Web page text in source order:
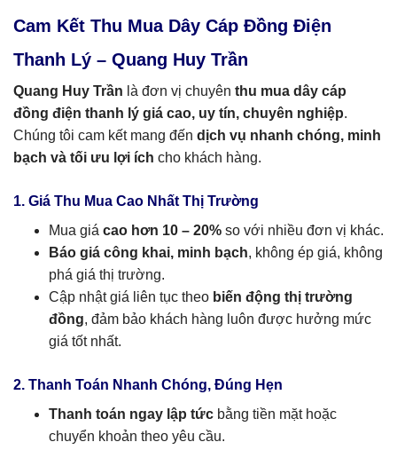
Cam Kết Thu Mua Dây Cáp Đồng Điện
Thanh Lý – Quang Huy Trần
Quang Huy Trần là đơn vị chuyên thu mua dây cáp
đồng điện thanh lý giá cao, uy tín, chuyên nghiệp.
Chúng tôi cam kết mang đến dịch vụ nhanh chóng, minh
bạch và tối ưu lợi ích cho khách hàng.
1. Giá Thu Mua Cao Nhất Thị Trường
Mua giá cao hơn 10 – 20% so với nhiều đơn vị khác.
Báo giá công khai, minh bạch, không ép giá, không
phá giá thị trường.
Cập nhật giá liên tục theo biến động thị trường
đồng, đảm bảo khách hàng luôn được hưởng mức
giá tốt nhất.
2. Thanh Toán Nhanh Chóng, Đúng Hẹn
Thanh toán ngay lập tức bằng tiền mặt hoặc
chuyển khoản theo yêu cầu.